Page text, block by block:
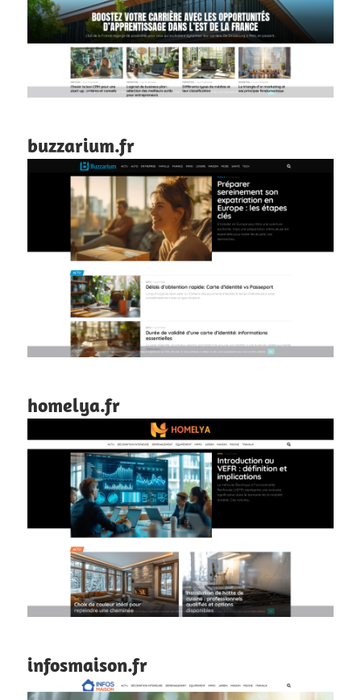
buzzarium.fr
homelya.fr
infosmaison.fr